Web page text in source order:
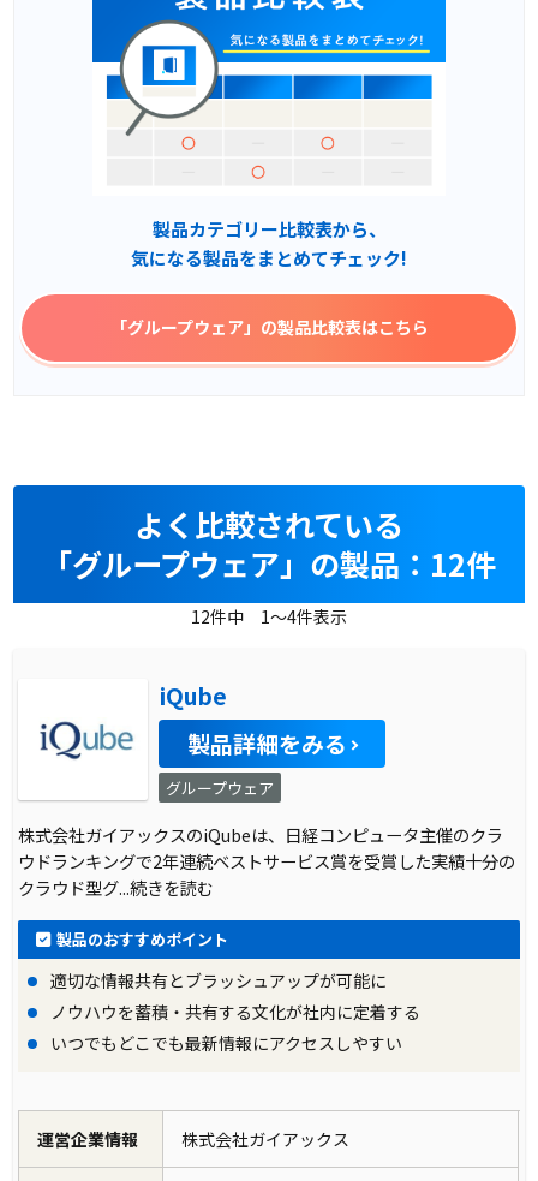
製品カテゴリー比較表から、
気になる製品をまとめてチェック!
「グループウェア」 の製品比較表はこちら
よく比較されている
「グループウェア」の製品：12件
12件中 1～4件表示
iQube
製品詳細をみる
グループウェア
株式会社ガイアックスのiQubeは、日経コンピュータ主催のクラ
ウドランキングで2年連続ベストサービス賞を受賞した実績十分の
クラウド型グ...続きを読む
製品のおすすめポイント
適切な情報共有とブラッシュアップが可能に
ノウハウを蓄積・共有する文化が社内に定着する
いつでもどこでも最新情報にアクセスしやすい
運営企業情報 株式会社ガイアックス